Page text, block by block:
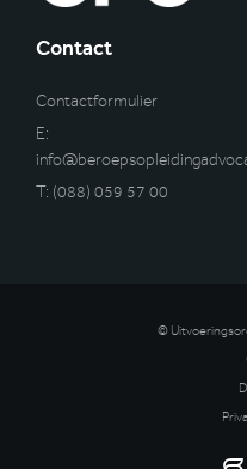
Contact
Contactformulier
E:
T: (088) 059 57 00
©